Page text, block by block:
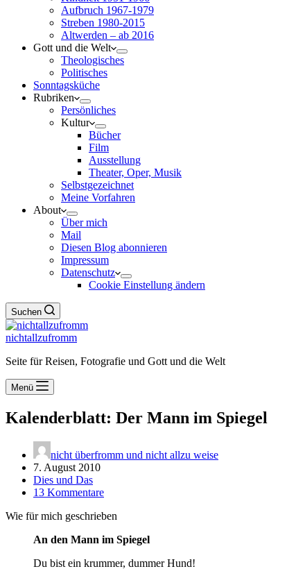
Aufbruch 1967-1979
Streben 1980-2015
Altwerden – ab 2016
Gott und die Welt
Theologisches
Politisches
Sonntagsküche
Rubriken
Persönliches
Kultur
Bücher
Film
Ausstellung
Theater, Oper, Musik
Selbstgezeichnet
Meine Vorfahren
About
Über mich
Mail
Diesen Blog abonnieren
Impressum
Datenschutz
Cookie Einstellung ändern
Suchen
nichtallzufromm
Seite für Reisen, Fotografie und Gott und die Welt
Menü
Kalenderblatt: Der Mann im Spiegel
nicht überfromm und nicht allzu weise
7. August 2010
Dies und Das
13 Kommentare
Wie für mich geschrieben
An den Mann im Spiegel
Du bist ein krummer, dummer Hund!